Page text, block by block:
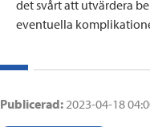
det svårt att utvärdera
eventuella
Publicerad: 2023-04-18